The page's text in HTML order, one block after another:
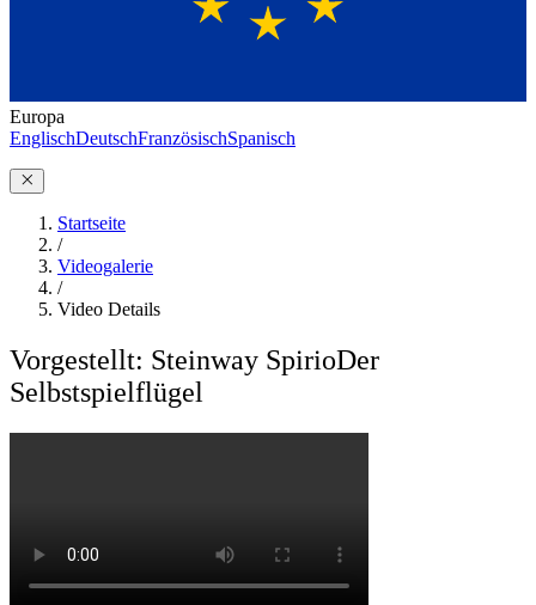
Europa
EnglischDeutschFranzösischSpanisch
Startseite
/
Videogalerie
/
Video Details
Vorgestellt: Steinway SpirioDer
Selbstspielflügel